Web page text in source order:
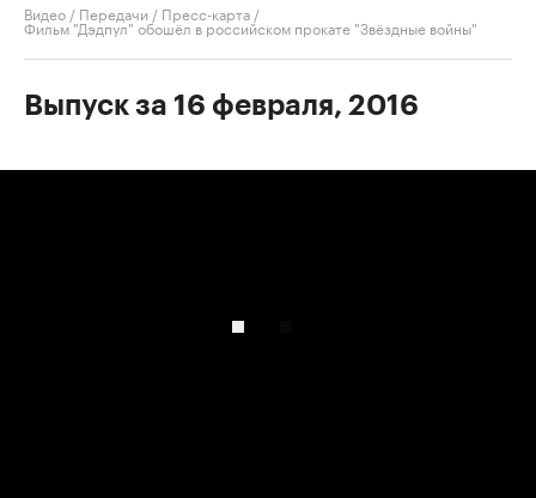
Видео / Передачи / Пресс-карта /
Фильм "Дэдпул" обошёл в российском прокате "Звёздные войны"
Выпуск за 16 февраля, 2016